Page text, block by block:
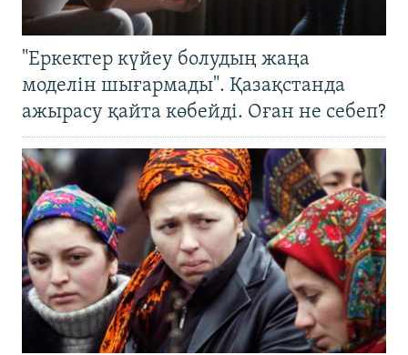
"Еркектер күйеу болудың жаңа
моделін шығармады". Қазақстанда
ажырасу қайта көбейді. Оған не себеп?